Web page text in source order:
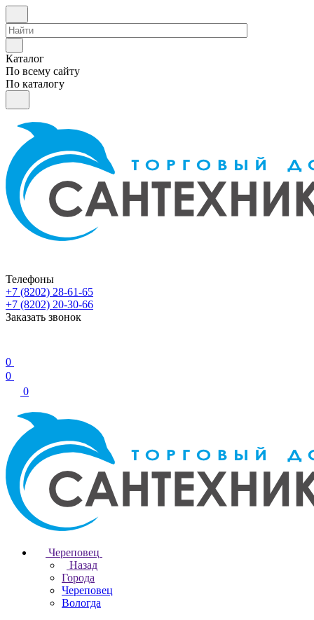
Каталог
По всему сайту
По каталогу
Телефоны
+7 (8202) 28‑61-65
+7 (8202) 20‑30-66
Заказать звонок
0
0
0
Череповец
Назад
Города
Череповец
Вологда